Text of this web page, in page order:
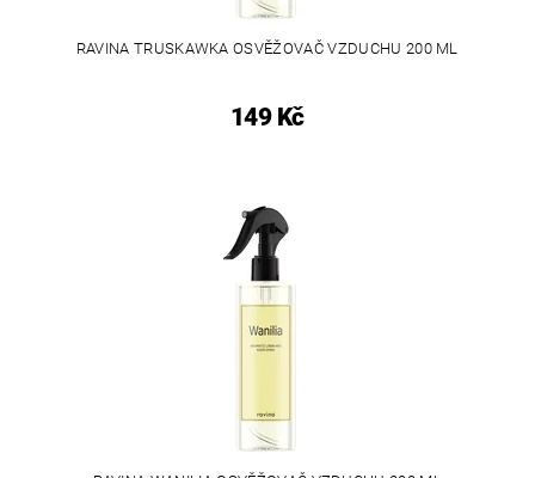
RAVINA TRUSKAWKA OSVĚŽOVAČ VZDUCHU 200 ML
149 Kč